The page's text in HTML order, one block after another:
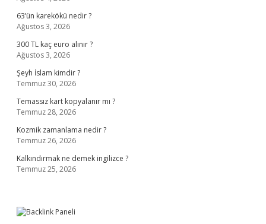
63’ün karekökü nedir ?
Ağustos 3, 2026
300 TL kaç euro alınır ?
Ağustos 3, 2026
Şeyh İslam kimdir ?
Temmuz 30, 2026
Temassız kart kopyalanır mı ?
Temmuz 28, 2026
Kozmik zamanlama nedir ?
Temmuz 26, 2026
Kalkındırmak ne demek ingilizce ?
Temmuz 25, 2026